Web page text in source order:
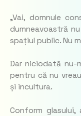
„Vai, domnule
dumneavoastră
spațiul public. Nu
Dar niciodată nu-
pentru că nu
și incultura.
Conform